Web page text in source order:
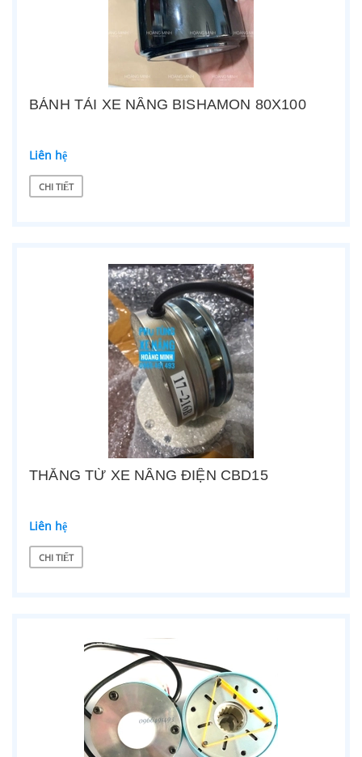
BÁNH TẢI XE NÂNG BISHAMON 80X100
Liên hệ
CHI TIẾT
THẮNG TỪ XE NÂNG ĐIỆN CBD15
Liên hệ
CHI TIẾT